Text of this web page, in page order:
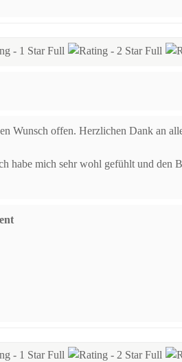
Wunsch offen. Herzlichen Dank an
habe mich sehr wohl gefühlt und